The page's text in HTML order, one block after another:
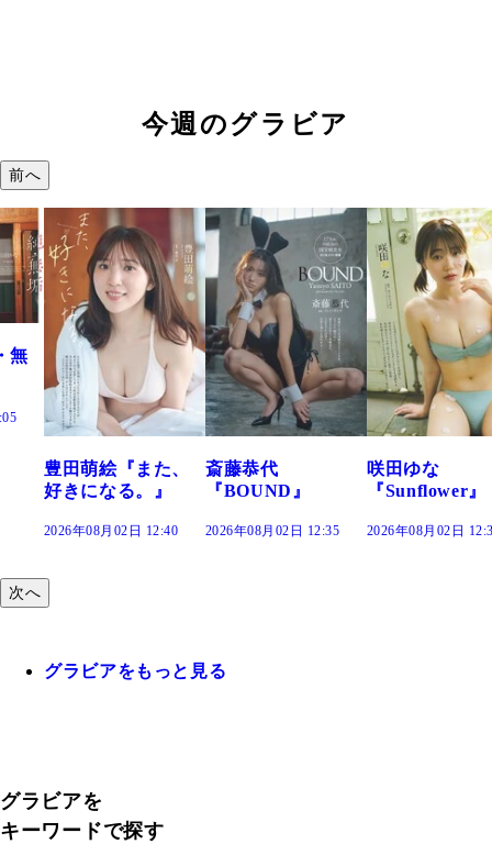
今週のグラビア
前へ
斎藤恭代
『BOUND』
2026年08月02日 12:35
咲田ゆな
『Sunflower』
2026年08月02日 12:30
藤水咲桜『花
だまり』
2026年08月02日
次へ
グラビアをもっと見る
グラビアを
キーワードで探す